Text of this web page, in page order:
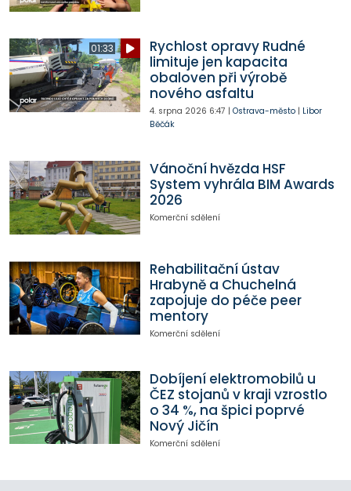
01:33
Rychlost opravy Rudné
limituje jen kapacita
obaloven při výrobě
nového asfaltu
4. srpna 2026 6:47 | Ostrava-město| Libor
Běčák
Vánoční hvězda HSF
System vyhrála BIM Awards
2026
Komerční sdělení
Rehabilitační ústav
Hrabyně a Chuchelná
zapojuje do péče peer
mentory
Komerční sdělení
Dobíjení elektromobilů u
ČEZ stojanů v kraji vzrostlo
o 34 %, na špici poprvé
Nový Jičín
Komerční sdělení